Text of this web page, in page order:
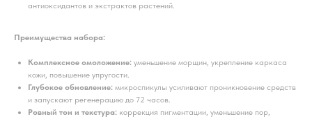
антиоксидантов и экстрактов растений.
Преимущества набора:
Комплексное омоложение: уменьшение морщин, укрепление каркаса
кожи, повышение упругости.
Глубокое обновление: микроспикулы усиливают проникновение средств
и запускают регенерацию до 72 часов.
Ровный тон и текстура: коррекция пигментации, уменьшение пор,